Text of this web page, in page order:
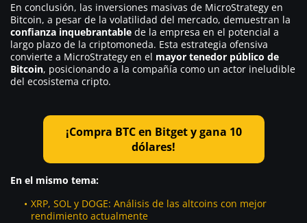
En conclusión, las inversiones masivas de MicroStrategy en
Bitcoin, a pesar de la volatilidad del mercado, demuestran la
confianza inquebrantable de la empresa en el potencial a
largo plazo de la criptomoneda. Esta estrategia ofensiva
convierte a MicroStrategy en el mayor tenedor público de
Bitcoin, posicionando a la compañía como un actor ineludible
del ecosistema cripto.
¡Compra BTC en Bitget y gana 10
dólares!
En el mismo tema:
XRP, SOL y DOGE: Análisis de las altcoins con mejor
rendimiento actualmente